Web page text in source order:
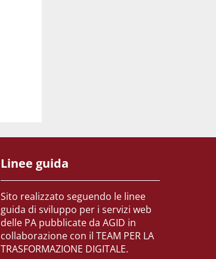
Linee guida
Sito realizzato seguendo le linee
guida di sviluppo per i servizi web
delle PA pubblicate da AGID in
collaborazione con il TEAM PER LA
TRASFORMAZIONE DIGITALE.